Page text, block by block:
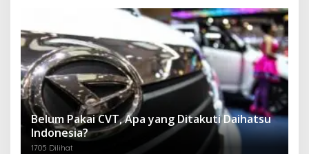
Belum Pakai CVT, Apa yang Ditakuti Daihatsu
Indonesia?
1705 Dilihat